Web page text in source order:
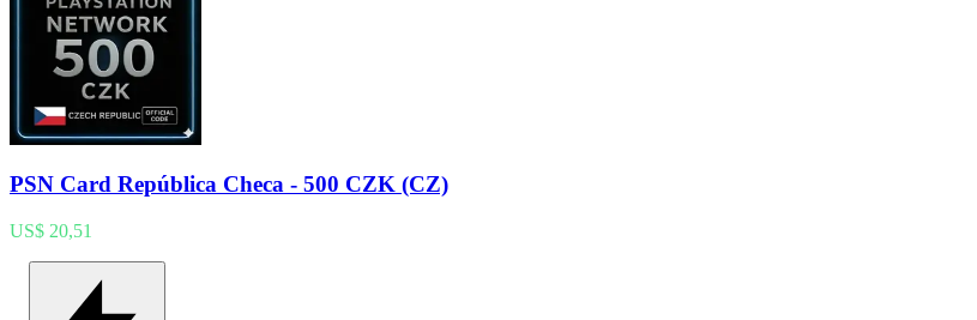
PSN Card República Checa - 500 CZK (CZ)
US$ 20,51